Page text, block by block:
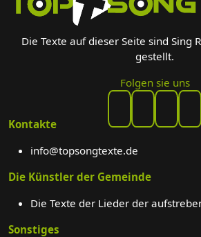
Die Texte auf dieser Seite sind Sing
gestellt.
Folgen sie uns
Kontakte
info@topsongtexte.de
Die Künstler der Gemeinde
Die Texte der Lieder der
Sonstiges